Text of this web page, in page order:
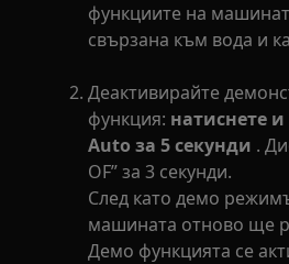
функциите на
свързана към вода и
Деактивирайте
функция: натиснете и
Auto за 5 секунди .
OF” за 3 секунди.
След като демо
машината отново ще
Демо функцията се